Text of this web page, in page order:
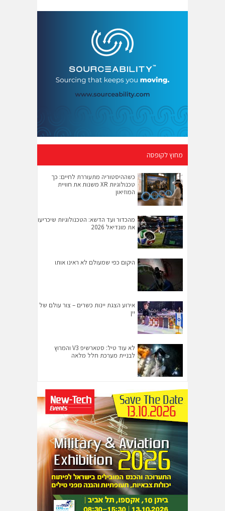
מחוץ לקופסה
כשההיסטוריה מתעוררת לחיים: כך
טכנולוגיות XR משנות את חוויית
המוזיאון
מהכדור ועד הדשא: הטכנולוגיות שיכריעו
את מונדיאל 2026
היקום כפי שמעולם לא ראינו אותו
אירוע הצגת יינות כשרים – צור עולם של
יין
לא עוד טיל: סטארשיפ V3 והמרוץ
לבניית מערכת חלל מלאה